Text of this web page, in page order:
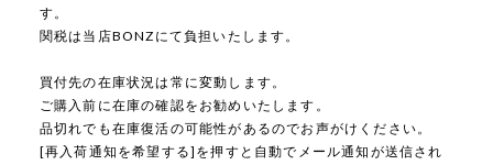
す。
関税は当店BONZにて負担いたします。
買付先の在庫状況は常に変動します。
ご購入前に在庫の確認をお勧めいたします。
品切れでも在庫復活の可能性があるのでお声がけください。
[再入荷通知を希望する]を押すと自動でメール通知が送信され